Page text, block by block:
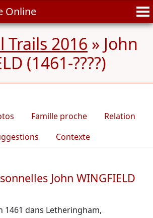
Online
Trails 2016 » John
(1461-????)
Famille proche
Relation
Contexte
John WINGFIELD
1461 dans Letheringham,